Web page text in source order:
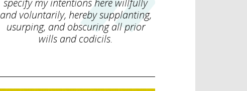
specify my intentions here willfully
and voluntarily, hereby supplanting,
usurping, and obscuring all prior
wills and codicils.